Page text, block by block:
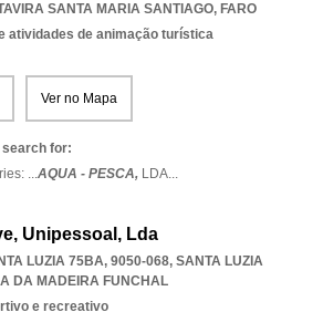
SANTA MARIA SANTIAGO, FARO
atividades de animação turística
Ver no Mapa
search for:
...AQUA - PESCA, LDA...
Unipessoal, Lda
LUZIA 75BA, 9050-068, SANTA LUZIA
DA MADEIRA FUNCHAL
e recreativo